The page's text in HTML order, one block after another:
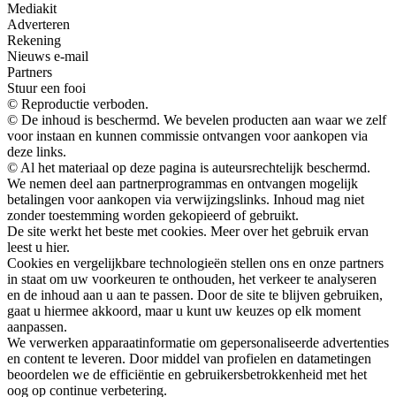
Mediakit
Adverteren
Rekening
Nieuws e-mail
Partners
Stuur een fooi
© Reproductie verboden.
© De inhoud is beschermd. We bevelen producten aan waar we zelf
voor instaan ​​en kunnen commissie ontvangen voor aankopen via
deze links.
© Al het materiaal op deze pagina is auteursrechtelijk beschermd.
We nemen deel aan partnerprogrammas en ontvangen mogelijk
betalingen voor aankopen via verwijzingslinks. Inhoud mag niet
zonder toestemming worden gekopieerd of gebruikt.
De site werkt het beste met cookies. Meer over het gebruik ervan
leest u hier.
Cookies en vergelijkbare technologieën stellen ons en onze partners
in staat om uw voorkeuren te onthouden, het verkeer te analyseren
en de inhoud aan u aan te passen. Door de site te blijven gebruiken,
gaat u hiermee akkoord, maar u kunt uw keuzes op elk moment
aanpassen.
We verwerken apparaatinformatie om gepersonaliseerde advertenties
en content te leveren. Door middel van profielen en datametingen
beoordelen we de efficiëntie en gebruikersbetrokkenheid met het
oog op continue verbetering.